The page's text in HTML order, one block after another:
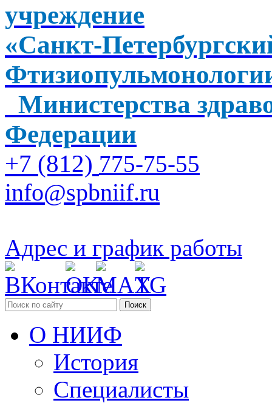
учреждение
«Санкт-
Министерства
Федерации
+7 (812) 775-75-55
info@spbniif.ru
Адрес и график работы
Поиск
О НИИФ
История
Специалисты